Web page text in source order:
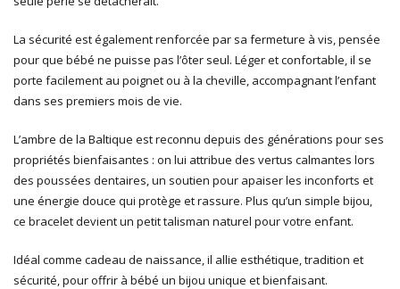
La sécurité est également renforcée par sa fermeture à vis, pensée
pour que bébé ne puisse pas l’ôter seul. Léger et confortable, il se
porte facilement au poignet ou à la cheville, accompagnant l’enfant
dans ses premiers mois de vie.
L’ambre de la Baltique est reconnu depuis des générations pour ses
propriétés bienfaisantes : on lui attribue des vertus calmantes lors
des poussées dentaires, un soutien pour apaiser les inconforts et
une énergie douce qui protège et rassure. Plus qu’un simple bijou,
ce bracelet devient un petit talisman naturel pour votre enfant.
Idéal comme cadeau de naissance, il allie esthétique, tradition et
sécurité, pour offrir à bébé un bijou unique et bienfaisant.